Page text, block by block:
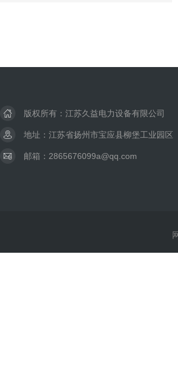
版权所有：江苏久益电力设备有限公司
地址：江苏省扬州市宝应县柳堡工业园区
邮箱：2865676099a@qq.com